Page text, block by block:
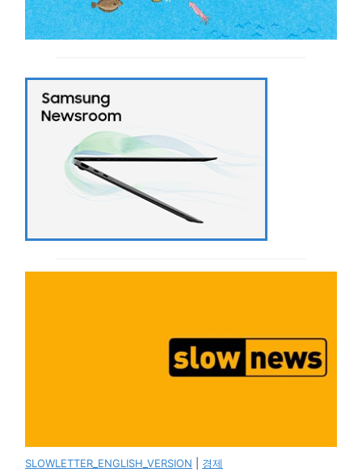
SLOWLETTER_ENGLISH_VERSION 경제